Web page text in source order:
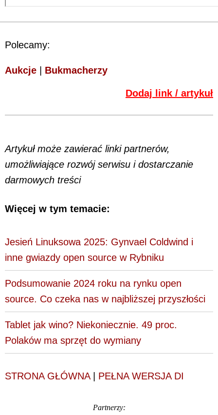
Polecamy:
Aukcje Bukmacherzy
Dodaj link / artykuł
Artykuł może zawierać linki partnerów,
umożliwiające rozwój serwisu i dostarczanie
darmowych treści
Więcej w tym temacie:
Jesień Linuksowa 2025: Gynvael Coldwind i
inne gwiazdy open source w Rybniku
Podsumowanie 2024 roku na rynku open
source. Co czeka nas w najbliższej przyszłości
Tablet jak wino? Niekoniecznie. 49 proc.
Polaków ma sprzęt do wymiany
STRONA GŁÓWNA| PEŁNA WERSJA DI
Partnerzy: